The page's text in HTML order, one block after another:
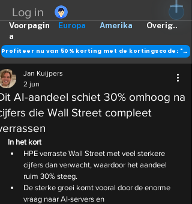
Log in
Europa Amerika Overig..
Voorpagin
a
Profiteer nu van 50% korting met de kortingscode: "DANK"
AI-aandeel schiet 30% omhoog na
die Wall Street compleet
Jan Kuijpers
2 jun
In het kort
HPE verraste Wall Street met veel sterkere
cijfers dan verwacht, waardoor het aandeel
ruim 30% steeg.
De sterke groei komt vooral door de enorme
vraag naar AI-servers en